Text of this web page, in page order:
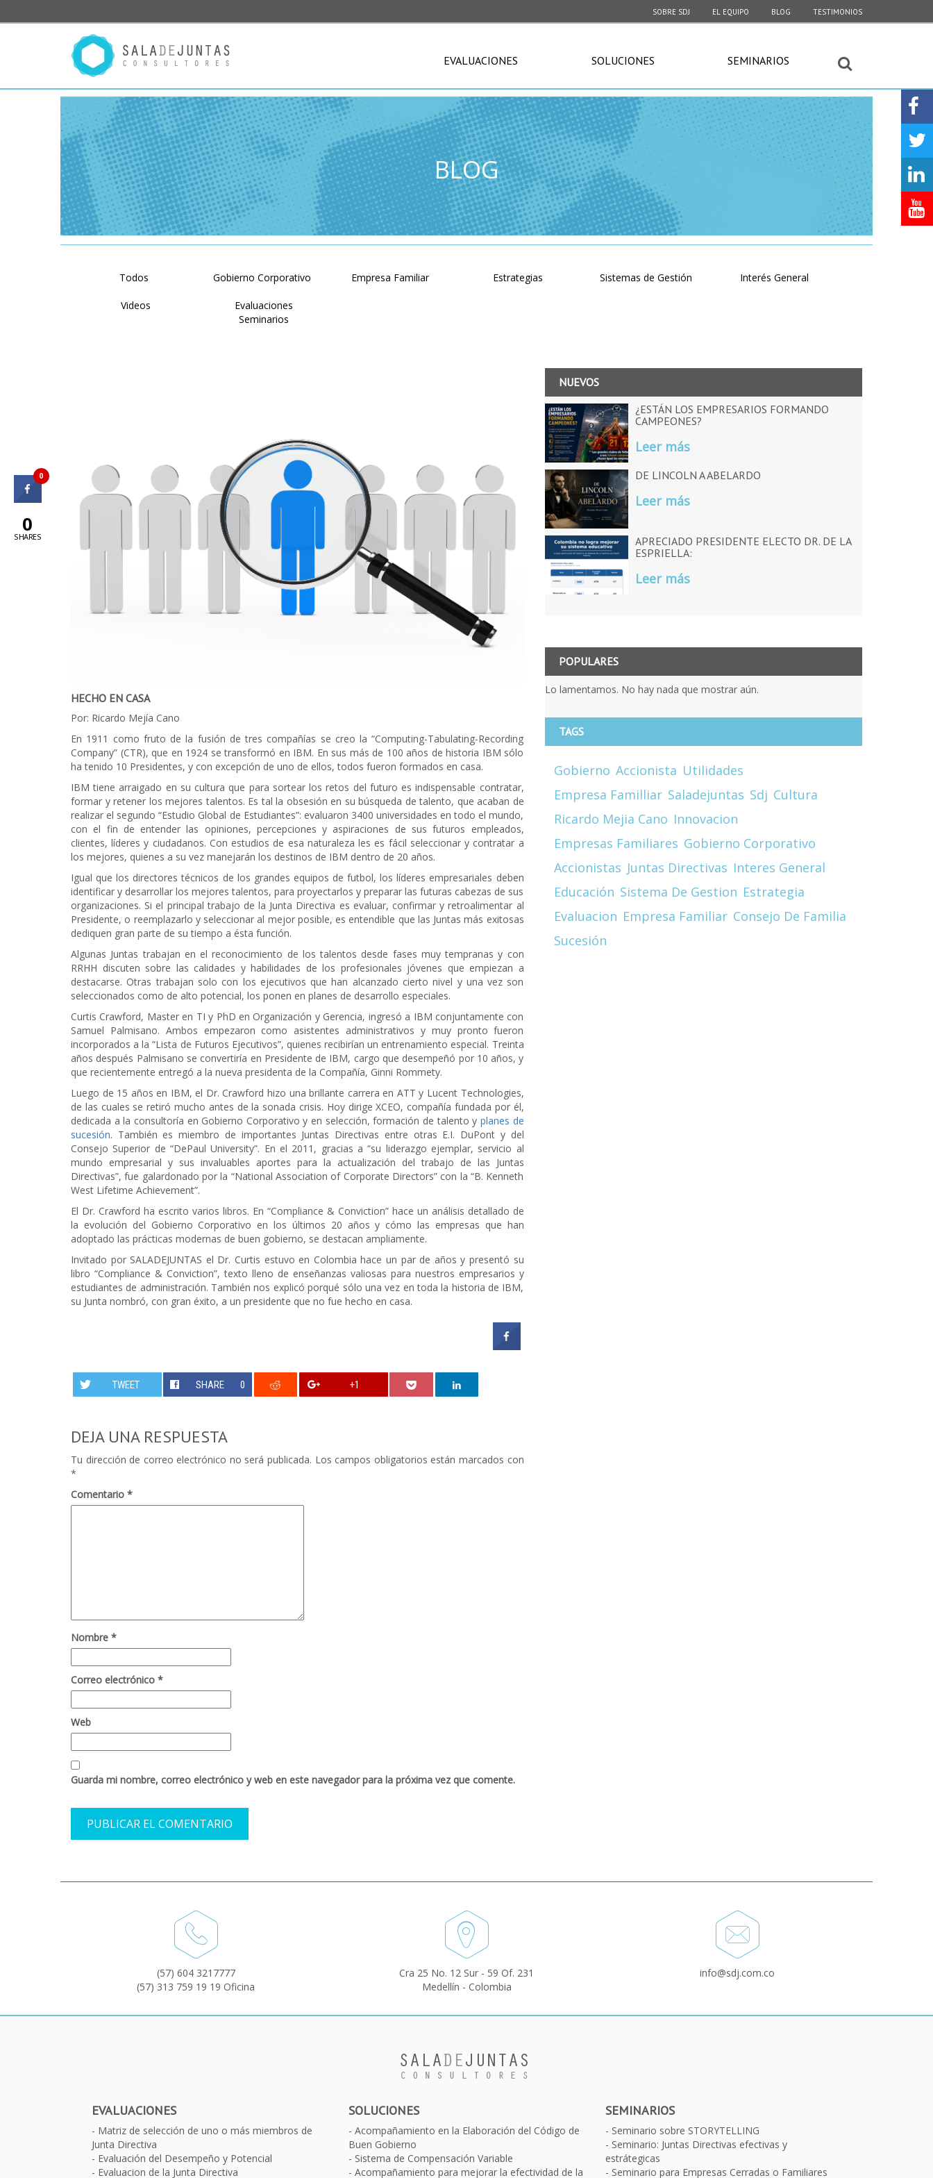
SOBRE SDJ EL EQUIPO BLOG TESTIMONIOS
EVALUACIONES SOLUCIONES SEMINARIOS
BLOG
Todos Gobierno Corporativo Empresa Familiar Estrategias Sistemas de Gestión Interés General
Videos
Evaluaciones
Seminarios
HECHO EN CASA
Por: Ricardo Mejía Cano
En 1911 como fruto de la fusión de tres compañías se creo la “Computing-Tabulating-Recording
Company” (CTR), que en 1924 se transformó en IBM. En sus más de 100 años de historia IBM sólo
ha tenido 10 Presidentes, y con excepción de uno de ellos, todos fueron formados en casa.
IBM tiene arraigado en su cultura que para sortear los retos del futuro es indispensable contratar,
formar y retener los mejores talentos. Es tal la obsesión en su búsqueda de talento, que acaban de
realizar el segundo “Estudio Global de Estudiantes”: evaluaron 3400 universidades en todo el mundo,
con el fin de entender las opiniones, percepciones y aspiraciones de sus futuros empleados,
clientes, líderes y ciudadanos. Con estudios de esa naturaleza les es fácil seleccionar y contratar a
los mejores, quienes a su vez manejarán los destinos de IBM dentro de 20 años.
Igual que los directores técnicos de los grandes equipos de futbol, los líderes empresariales deben
identificar y desarrollar los mejores talentos, para proyectarlos y preparar las futuras cabezas de sus
organizaciones. Si el principal trabajo de la Junta Directiva es evaluar, confirmar y retroalimentar al
Presidente, o reemplazarlo y seleccionar al mejor posible, es entendible que las Juntas más exitosas
dediquen gran parte de su tiempo a ésta función.
Algunas Juntas trabajan en el reconocimiento de los talentos desde fases muy tempranas y con
RRHH discuten sobre las calidades y habilidades de los profesionales jóvenes que empiezan a
destacarse. Otras trabajan solo con los ejecutivos que han alcanzado cierto nivel y una vez son
seleccionados como de alto potencial, los ponen en planes de desarrollo especiales.
Curtis Crawford, Master en TI y PhD en Organización y Gerencia, ingresó a IBM conjuntamente con
Samuel Palmisano. Ambos empezaron como asistentes administrativos y muy pronto fueron
incorporados a la “Lista de Futuros Ejecutivos”, quienes recibirían un entrenamiento especial. Treinta
años después Palmisano se convertiría en Presidente de IBM, cargo que desempeñó por 10 años, y
que recientemente entregó a la nueva presidenta de la Compañía, Ginni Rommety.
Luego de 15 años en IBM, el Dr. Crawford hizo una brillante carrera en ATT y Lucent Technologies,
de las cuales se retiró mucho antes de la sonada crisis. Hoy dirige XCEO, compañía fundada por él,
dedicada a la consultoría en Gobierno Corporativo y en selección, formación de talento y planes de
sucesión. También es miembro de importantes Juntas Directivas entre otras E.I. DuPont y del
Consejo Superior de “DePaul University”. En el 2011, gracias a “su liderazgo ejemplar, servicio al
mundo empresarial y sus invaluables aportes para la actualización del trabajo de las Juntas
Directivas”, fue galardonado por la “National Association of Corporate Directors” con la “B. Kenneth
West Lifetime Achievement”.
El Dr. Crawford ha escrito varios libros. En “Compliance & Conviction” hace un análisis detallado de
la evolución del Gobierno Corporativo en los últimos 20 años y cómo las empresas que han
adoptado las prácticas modernas de buen gobierno, se destacan ampliamente.
Invitado por SALADEJUNTAS el Dr. Curtis estuvo en Colombia hace un par de años y presentó su
libro “Compliance & Conviction”, texto lleno de enseñanzas valiosas para nuestros empresarios y
estudiantes de administración. También nos explicó porqué sólo una vez en toda la historia de IBM,
su Junta nombró, con gran éxito, a un presidente que no fue hecho en casa.
TWEET SHARE 0 +1
DEJA UNA RESPUESTA
Tu dirección de correo electrónico no será publicada. Los campos obligatorios están marcados con
*
Comentario *
Nombre *
Correo electrónico *
Web
Guarda mi nombre, correo electrónico y web en este navegador para la próxima vez que comente.
NUEVOS
¿ESTÁN LOS EMPRESARIOS FORMANDO
CAMPEONES?
Leer más
DE LINCOLN A ABELARDO
Leer más
APRECIADO PRESIDENTE ELECTO DR. DE LA
ESPRIELLA:
Leer más
POPULARES
Lo lamentamos. No hay nada que mostrar aún.
TAGS
Gobierno Accionista Utilidades
Empresa Familliar Saladejuntas Sdj Cultura
Ricardo Mejia Cano Innovacion
Empresas Familiares Gobierno Corporativo
Accionistas Juntas Directivas Interes General
Educación Sistema De Gestion Estrategia
Evaluacion Empresa Familiar Consejo De Familia
Sucesión
(57) 604 3217777
(57) 313 759 19 19 Oficina
Cra 25 No. 12 Sur - 59 Of. 231
Medellín - Colombia
info@sdj.com.co
EVALUACIONES
Matriz de selección de uno o más miembros de
Junta Directiva
Evaluación del Desempeño y Potencial
Evaluacion de la Junta Directiva
SOLUCIONES
Acompañamiento en la Elaboración del Código de
Buen Gobierno
Sistema de Compensación Variable
Acompañamiento para mejorar la efectividad de la
SEMINARIOS
Seminario sobre STORYTELLING
Seminario: Juntas Directivas efectivas y
estrátegicas
Seminario para Empresas Cerradas o Familiares
0
0
SHARES